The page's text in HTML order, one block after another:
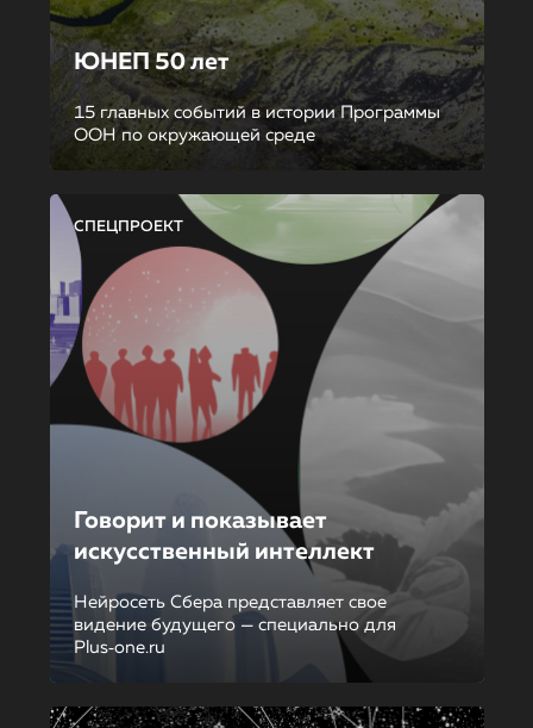
ЮНЕП 50 лет
15 главных событий в истории Программы
ООН по окружающей среде
СПЕЦПРОЕКТ
Говорит и показывает
искусственный интеллект
Нейросеть Сбера представляет свое
видение будущего — специально для
Plus‑one.ru